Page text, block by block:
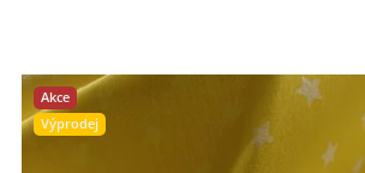
Akce
Výprodej